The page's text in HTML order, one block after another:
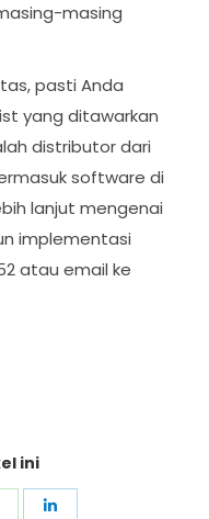
masing
pasti Anda
yang ditawarkan
distributor dari
software di
lanjut mengenai
implementasi
atau email ke
ini
Share